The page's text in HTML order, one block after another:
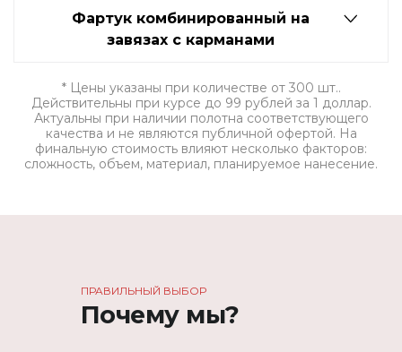
Фартук комбинированный на
завязах с карманами
* Цены указаны при количестве от 300 шт..
Действительны при курсе до 99 рублей за 1 доллар.
Актуальны при наличии полотна соответствующего
качества и не являются публичной офертой. На
финальную стоимость влияют несколько факторов:
сложность, объем, материал, планируемое нанесение.
ПРАВИЛЬНЫЙ ВЫБОР
Почему мы?